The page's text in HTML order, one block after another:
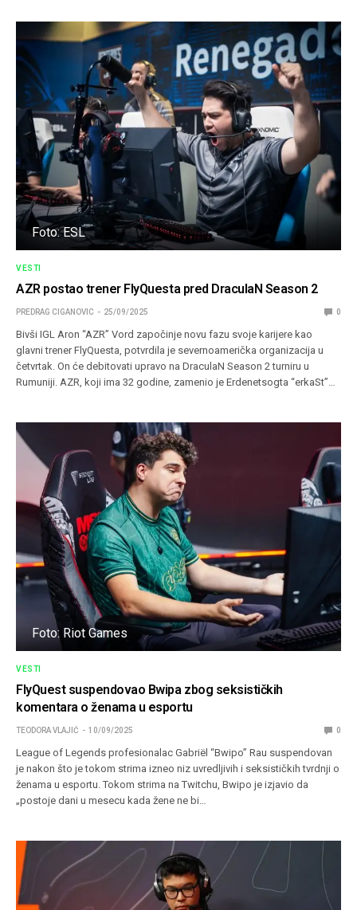
Foto: ESL
VESTI
AZR postao trener FlyQuesta pred DraculaN Season 2
PREDRAG CIGANOVIC 25/09/2025 0
Bivši IGL Aron “AZR” Vord započinje novu fazu svoje karijere kao
glavni trener FlyQuesta, potvrdila je severnoamerička organizacija u
četvrtak. On će debitovati upravo na DraculaN Season 2 turniru u
Rumuniji. AZR, koji ima 32 godine, zamenio je Erdenetsogta “erkaSt”…
Foto: Riot Games
VESTI
FlyQuest suspendovao Bwipa zbog seksističkih
komentara o ženama u esportu
TEODORA VLAJIĆ 10/09/2025 0
League of Legends profesionalac Gabriël “Bwipo” Rau suspendovan
je nakon što je tokom strima izneo niz uvredljivih i seksističkih tvrdnji o
ženama u esportu. Tokom strima na Twitchu, Bwipo je izjavio da
„postoje dani u mesecu kada žene ne bi…